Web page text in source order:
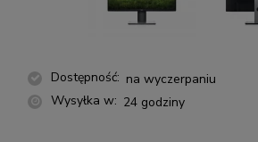
Dostępność: na wyczerpaniu
Wysyłka w: 24 godziny